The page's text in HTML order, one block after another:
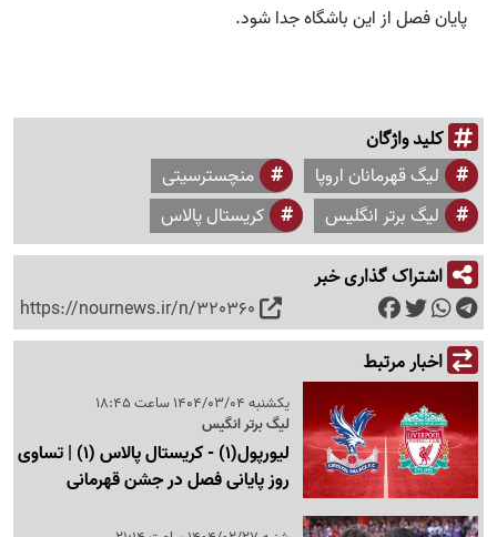
پایان فصل از این باشگاه جدا شود.
کلید واژگان
لیگ قهرمانان اروپا
منچسترسیتی
لیگ برتر انگلیس
کریستال پالاس
اشتراک گذاری خبر
https://nournews.ir/n/320360
اخبار مرتبط
یکشنبه 1404/03/04 ساعت 18:45
لیگ برتر انگیس
لیورپول(1) - کریستال پالاس (1) | تساوی
روز پایانی فصل در جشن قهرمانی